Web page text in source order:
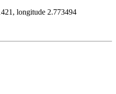
longitude 2.773494